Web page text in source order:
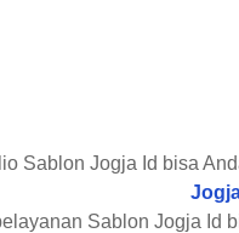
Sablon Jogja Id bisa
Sablon Jogja Id